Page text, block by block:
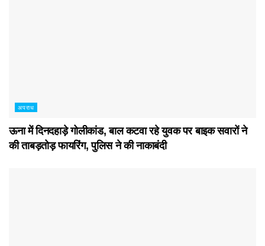
अपराध
ऊना में दिनदहाड़े गोलीकांड, बाल कटवा रहे युवक पर बाइक सवारों ने
की ताबड़तोड़ फायरिंग, पुलिस ने की नाकाबंदी